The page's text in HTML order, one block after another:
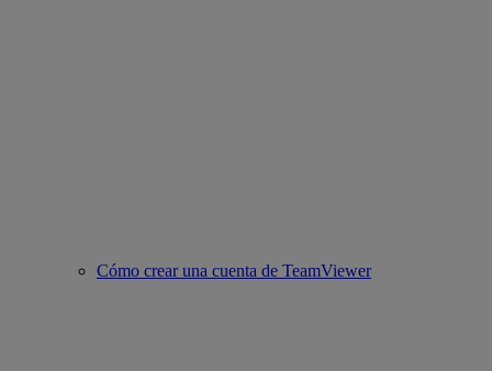
Cómo crear una cuenta de TeamViewer